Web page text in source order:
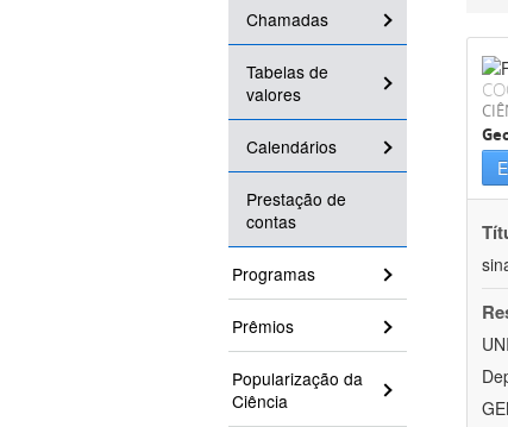
Chamadas
Tabelas de
valores
Calendários
Prestação de
contas
Programas
Prêmios
Popularização da
Ciência